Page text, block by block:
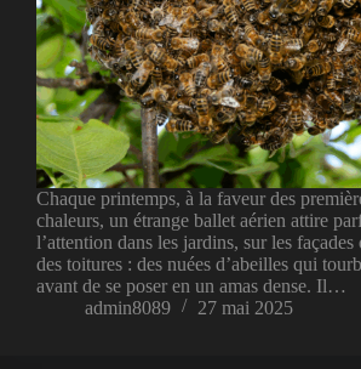
Chaque printemps, à la faveur des
chaleurs, un étrange ballet aérien attire
l’attention dans les jardins, sur les façades
des toitures : des nuées d’abeilles qui
avant de se poser en un amas dense. Il…
admin8089
27 mai 2025